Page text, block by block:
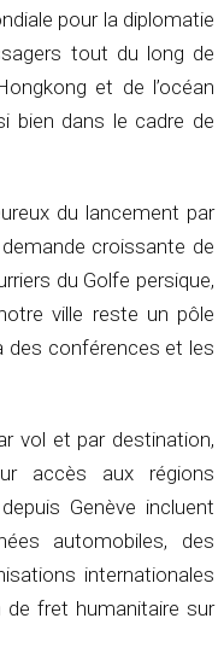
pour la diplomatie
tout du long de
et de l’océan
bien dans le cadre de
du lancement par
croissante de
du Golfe persique,
ville reste un pôle
des conférences et les
vol et par destination,
accès aux régions
Genève incluent
automobiles, des
internationales
de fret humanitaire sur